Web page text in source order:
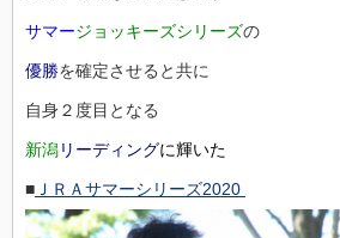
サマージョッキーズシリーズの
優勝を確定させると共に
自身２度目となる
新潟リーディングに輝いた
■ ＪＲＡサマーシリーズ2020